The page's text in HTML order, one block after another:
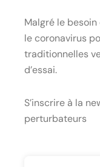
Malgré le besoin
le coronavirus
traditionnelles
d’essai.
S’inscrire à la
perturbateurs